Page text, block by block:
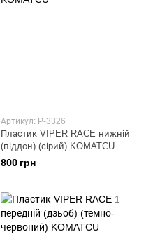
Артикул: P-3326
Пластик VIPER RACE нижній
(піддон) (сірий) KOMATCU
800 грн